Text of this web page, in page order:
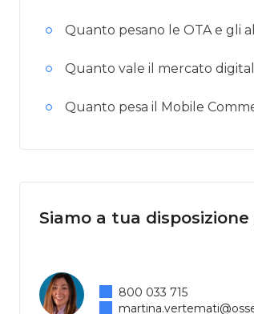
Quanto pesano le OTA e gli
Quanto vale il mercato
Quanto pesa il Mobile
Siamo a tua
800 033 715